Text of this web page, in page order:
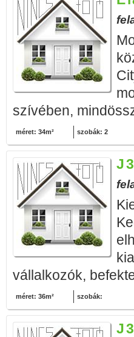
szívében,
méret: 34m² szobák: 2
vállalkozók,
méret: 36m² szobák: